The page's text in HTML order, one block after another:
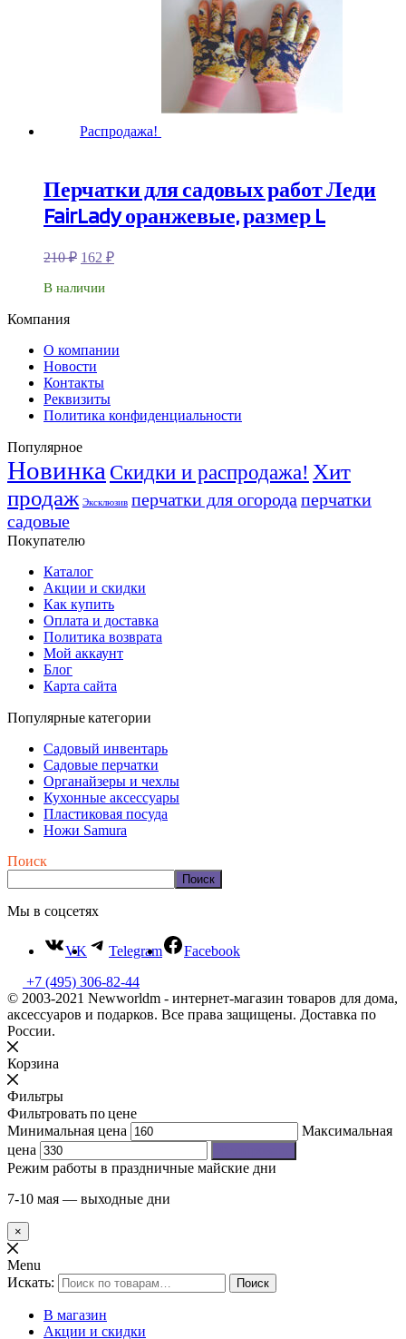
Распродажа!
Перчатки для садовых работ Леди
FairLady оранжевые, размер L
210₽ 162 ₽
В наличии
Компания
О компании
Новости
Контакты
Реквизиты
Политика конфиденциальности
Популярное
Новинка Скидки и распродажа! Хит
продаж Эксклюзив перчатки для огорода перчатки
садовые
Покупателю
Каталог
Акции и скидки
Как купить
Оплата и доставка
Политика возврата
Мой аккаунт
Блог
Карта сайта
Популярные категории
Садовый инвентарь
Садовые перчатки
Органайзеры и чехлы
Кухонные аксессуары
Пластиковая посуда
Ножи Samura
Поиск
Поиск
Мы в соцсетях
VK Telegram
Facebook
+7 (495) 306-82-44
© 2003-2021 Newworldm - интернет-магазин товаров для дома,
аксессуаров и подарков. Все права защищены. Доставка по
России.
Корзина
Фильтры
Фильтровать по цене
Минимальная цена
Максимальная
цена
Режим работы в праздничные майские дни
7-10 мая — выходные дни
×
Menu
Искать:
Поиск
В магазин
Акции и скидки